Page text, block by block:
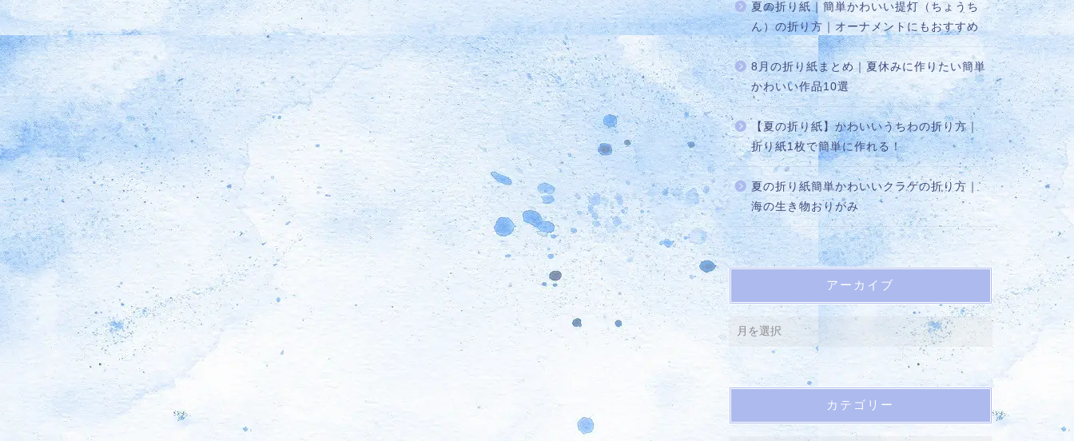
夏の折り紙｜簡単かわいい提灯（ちょうち
ん）の折り方｜オーナメントにもおすすめ
8月の折り紙まとめ｜夏休みに作りたい簡単
かわいい作品10選
【夏の折り紙】かわいいうちわの折り方｜
折り紙1枚で簡単に作れる！
夏の折り紙簡単かわいいクラゲの折り方｜
海の生き物おりがみ
アーカイブ
カテゴリー